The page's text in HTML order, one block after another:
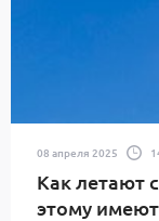
08 апреля 2025
Как летают
этому